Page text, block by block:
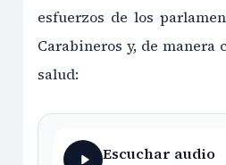
esfuerzos de los
Carabineros y, de manera
salud:
Escuchar audio